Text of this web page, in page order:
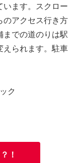
います。スクロー
のアクセス行き方
までの道のりは駅
えられます。駐車
ク
！